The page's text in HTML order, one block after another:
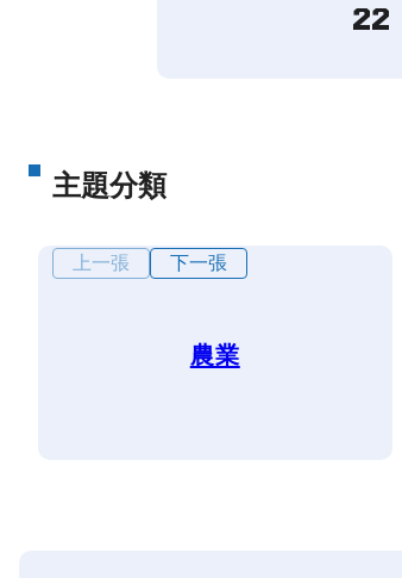
22
主題分類
上一張 下一張
農業